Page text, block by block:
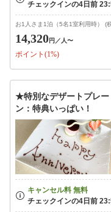
お1人さま1泊（5名1室利用時） (
14,320円 ／人〜
ポイント(1%)
★特別なデザートプレ
ン：特典いっぱい！